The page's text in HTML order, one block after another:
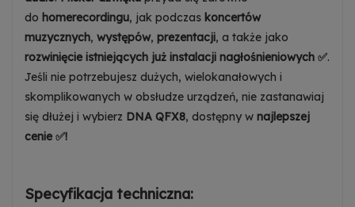
do homerecordingu, jak podczas koncertów
muzycznych, występów, prezentacji, a także jako
rozwinięcie istniejących już instalacji nagłośnieniowych ✅.
Jeśli nie potrzebujesz dużych, wielokanałowych i
skomplikowanych w obsłudze urządzeń, nie zastanawiaj
się dłużej i wybierz DNA QFX8, dostępny w najlepszej
cenie ✅!
Specyfikacja techniczna:
Dowiedz się więcej